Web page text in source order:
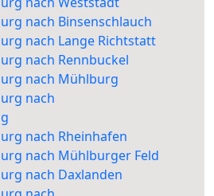
nach Binsenschlauch
nach Lange Richtstatt
nach Rennbuckel
nach Mühlburg
nach
nach Rheinhafen
nach Mühlburger Feld
nach Daxlanden